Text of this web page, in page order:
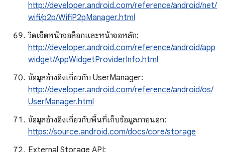
http://developer.android.com/reference/android/net/
wifi/p2p/WifiP2pManager.html
วิดเจ็ตหน้าจอล็อกและหน้าจอหลัก:
http://developer.android.com/reference/android/app
widget/AppWidgetProviderInfo.html
ข้อมูลอ้างอิงเกี่ยวกับ UserManager:
http://developer.android.com/reference/android/os/
UserManager.html
ข้อมูลอ้างอิงเกี่ยวกับพื้นที่เก็บข้อมูลภายนอก:
https://source.android.com/docs/core/storage
External Storage API: